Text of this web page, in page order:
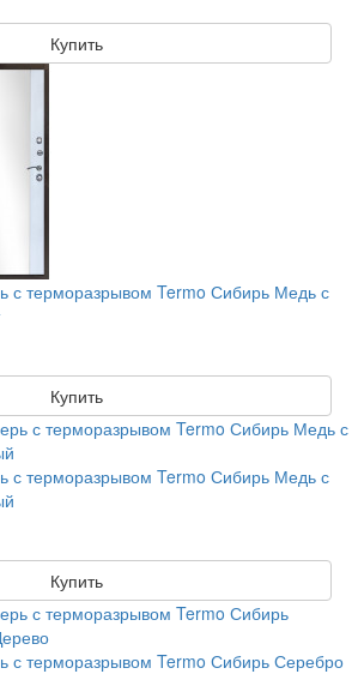
Купить
с терморазрывом Termo Сибирь Медь с
Купить
с терморазрывом Termo Сибирь Медь с
Купить
с терморазрывом Termo Сибирь Серебро